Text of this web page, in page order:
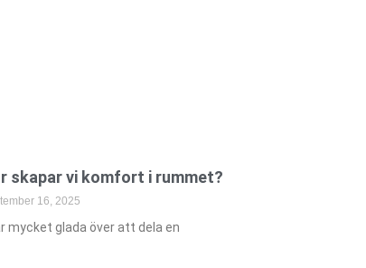
skapar vi komfort i rummet?
16, 2025
mycket glada över att dela en